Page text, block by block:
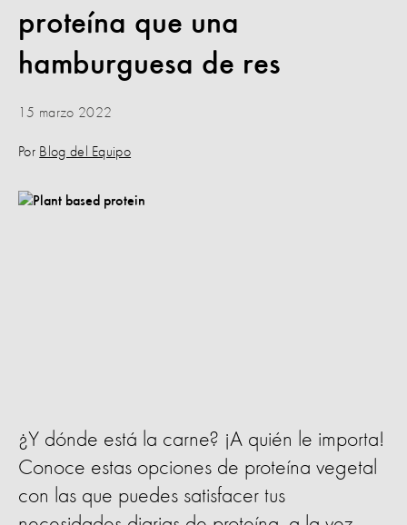
proteína que una
hamburguesa de res
15 marzo 2022
Por Blog del Equipo
¿Y dónde está la carne? ¡A quién le importa!
Conoce estas opciones de proteína vegetal
con las que puedes satisfacer tus